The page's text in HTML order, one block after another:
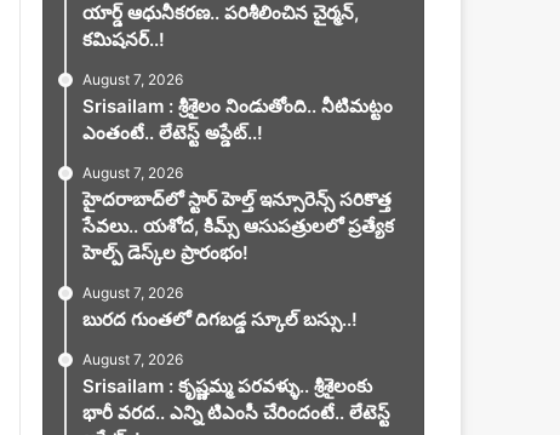
యార్డ్ ఆధునీకరణ.. పరిశీలించిన చైర్మన్,
కమిషనర్..!
August 7, 2026
Srisailam : శ్రీశైలం నిండుతోంది.. నీటిమట్టం
ఎంతంటే.. లేటెస్ట్ అప్డేట్..!
August 7, 2026
హైదరాబాద్‌లో స్టార్ హెల్త్ ఇన్సూరెన్స్ సరికొత్త
సేవలు.. యశోద, కిమ్స్ ఆసుపత్రులలో ప్రత్యేక
హెల్ప్ డెస్క్‌ల ప్రారంభం!
August 7, 2026
బురద గుంతలో దిగబడ్డ స్కూల్ బస్సు..!
August 7, 2026
Srisailam : కృష్ణమ్మ పరవళ్ళు.. శ్రీశైలంకు
భారీ వరద.. ఎన్ని టిఎంసీ చేరిందంటే.. లేటెస్ట్